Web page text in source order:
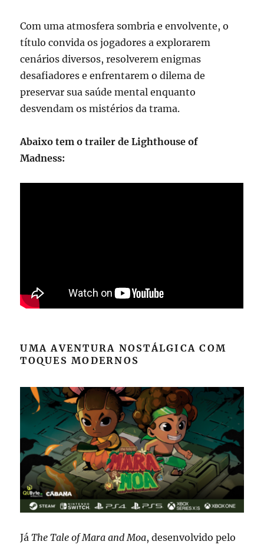
Com uma atmosfera sombria e envolvente, o
título convida os jogadores a explorarem
cenários diversos, resolverem enigmas
desafiadores e enfrentarem o dilema de
preservar sua saúde mental enquanto
desvendam os mistérios da trama.
Abaixo tem o trailer de Lighthouse of
Madness:
UMA AVENTURA NOSTÁLGICA COM
TOQUES MODERNOS
JáThe Tale of Mara and Moa, desenvolvido pelo